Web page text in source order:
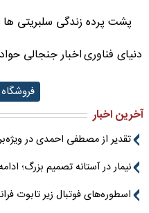
پشت پرده زندگی سلبریتی ها
دنیای فناوریاخبار جنجالی
آخرین اخبار
تقدیر از مصطفی احمدی در
نیمار در آستانه تصمیم بزرگ؛
اسطوره‌های فوتبال زیر تابوت